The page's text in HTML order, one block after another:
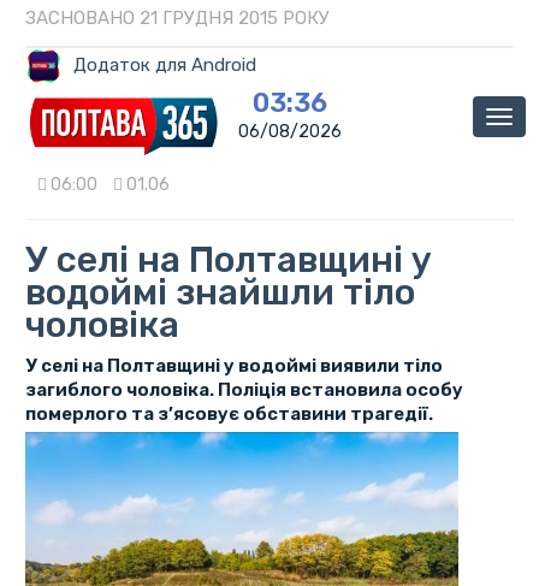
ЗАСНОВАНО 21 ГРУДНЯ 2015 РОКУ
Додаток для Android
03:36
06/08/2026
06:00 01.06
У селі на Полтавщині у
водоймі знайшли тіло
чоловіка
У селі на Полтавщині у водоймі виявили тіло
загиблого чоловіка. Поліція встановила особу
померлого та з’ясовує обставини трагедії.